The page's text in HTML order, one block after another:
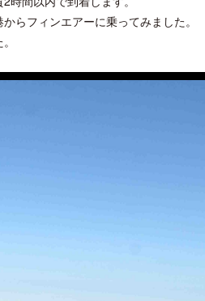
らフィンエアーに乗ってみました。